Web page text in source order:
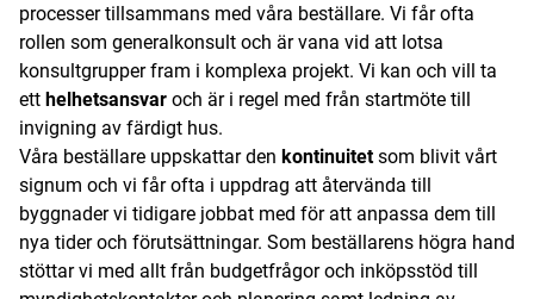
processer tillsammans med våra beställare. Vi får ofta
rollen som generalkonsult och är vana vid att lotsa
konsultgrupper fram i komplexa projekt. Vi kan och vill ta
ett helhetsansvar och är i regel med från startmöte till
invigning av färdigt hus.
Våra beställare uppskattar den kontinuitetsom blivit vårt
signum och vi får ofta i uppdrag att återvända till
byggnader vi tidigare jobbat med för att anpassa dem till
nya tider och förutsättningar. Som beställarens högra hand
stöttar vi med allt från budgetfrågor och inköpsstöd till